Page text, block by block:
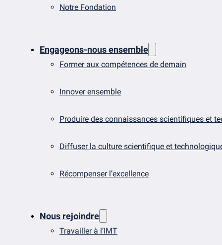
Notre Fondation
Engageons-nous ensemble
Former aux compétences de demain
Innover ensemble
Produire des connaissances scientifiques et
Diffuser la culture scientifique et
Récompenser l’excellence
Nous rejoindre
Travailler à l’IMT